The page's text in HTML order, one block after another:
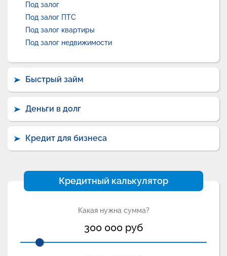
Под залог
Под залог ПТС
Под залог квартиры
Под залог недвижимости
Быстрый займ
Деньги в долг
Кредит для бизнеса
Кредитный калькулятор
Какая нужна сумма?
300 000 руб